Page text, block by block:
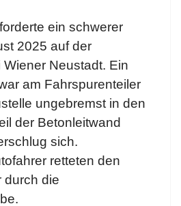
ein schwerer
2025 auf der
Neustadt. Ein
am Fahrspurenteiler
ungebremst in den
der Betonleitwand
sich.
retteten den
durch die